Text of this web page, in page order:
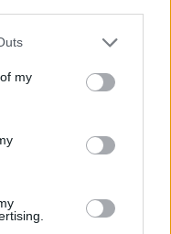
one or more Google
You may click to
third-party tags to
in below Google
my
|